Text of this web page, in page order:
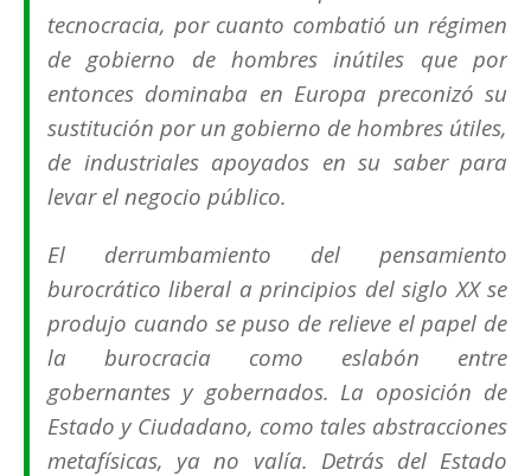
tecnocracia, por cuanto combatió un régimen
de gobierno de hombres inútiles que por
entonces dominaba en Europa preconizó su
sustitución por un gobierno de hombres útiles,
de industriales apoyados en su saber para
levar el negocio público.
El derrumbamiento del pensamiento
burocrático liberal a principios del siglo XX se
produjo cuando se puso de relieve el papel de
la burocracia como eslabón entre
gobernantes y gobernados. La oposición de
Estado y Ciudadano, como tales abstracciones
metafísicas, ya no valía. Detrás del Estado